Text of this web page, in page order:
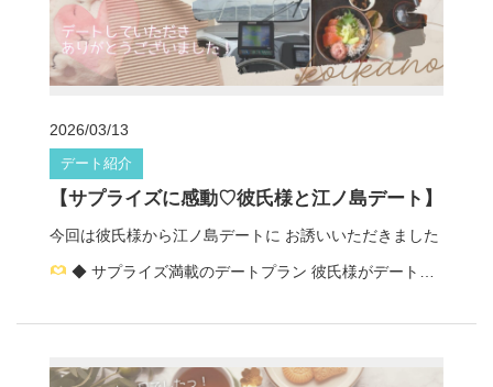
2026/03/13
デート紹介
【サプライズに感動♡彼氏様と江ノ島デート】
今回は彼氏様から江ノ島デートに お誘いいただきました
◆ サプライズ満載のデートプラン 彼氏様がデートプ
くれてたんだ」って伝わってきて、 胸がじーんとあたた